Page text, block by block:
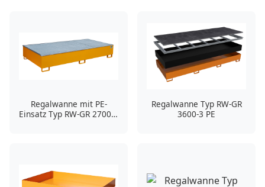
Regalwanne mit PE-
Einsatz Typ RW-GR 2700-3
Regalwanne Typ RW-GR
3600-3 PE